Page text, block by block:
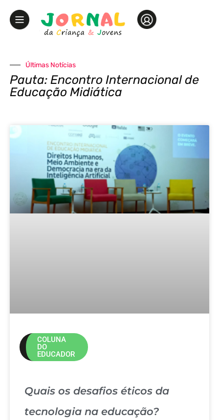
Últimas Notícias
Pauta: Encontro Internacional de
Educação Midiática
COLUNA
DO
EDUCADOR
Quais os desafios éticos da
tecnologia na educação?